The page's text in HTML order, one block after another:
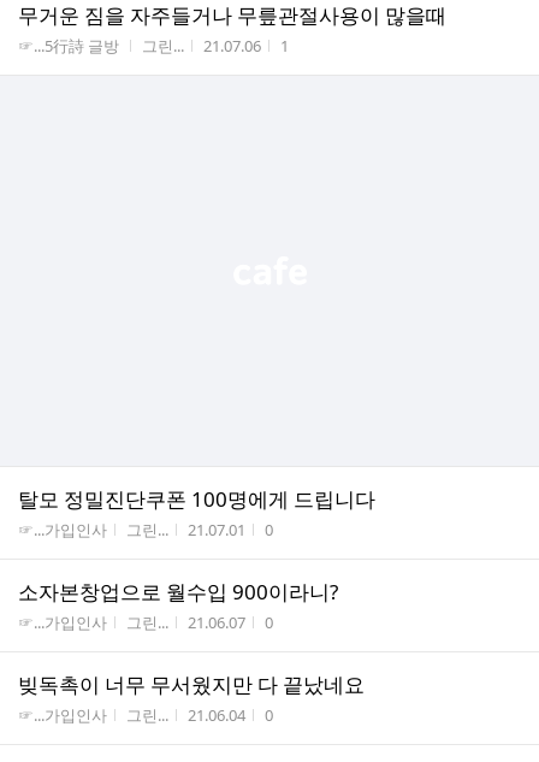
무거운 짐을 자주들거나 무릎관절사용이 많을때
게시판명
☞...5行詩 글방 작성자
그린... 작성시간
21.07.06 조회수
1
탈모 정밀진단쿠폰 100명에게 드립니다
게시판명
☞...가입인사 작성자
그린... 작성시간
21.07.01 조회수
0
소자본창업으로 월수입 900이라니?
게시판명
☞...가입인사 작성자
그린... 작성시간
21.06.07 조회수
0
빚독촉이 너무 무서웠지만 다 끝났네요
게시판명
☞...가입인사 작성자
그린... 작성시간
21.06.04 조회수
0